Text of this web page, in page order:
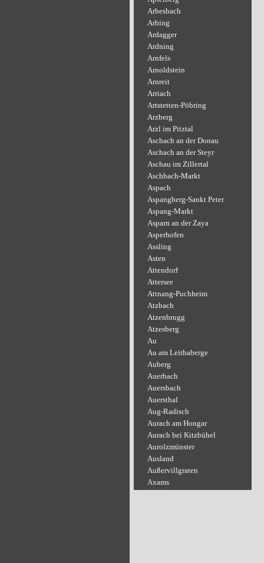
Arbesbach
Arbing
Ardagger
Ardning
Arnfels
Arnoldstein
Arnreit
Arriach
Artstetten-Pöbring
Arzberg
Arzl im Pitztal
Aschach an der Donau
Aschach an der Steyr
Aschau im Zillertal
Aschbach-Markt
Aspach
Aspangberg-Sankt Peter
Aspang-Markt
Asparn an der Zaya
Asperhofen
Assling
Asten
Attendorf
Attersee
Attnang-Puchheim
Atzbach
Atzenbrugg
Atzesberg
Au
Au am Leithaberge
Auberg
Auerbach
Auersbach
Auersthal
Aug-Radisch
Aurach am Hongar
Aurach bei Kitzbühel
Aurolzmünster
Ausland
Außervillgraten
Axams